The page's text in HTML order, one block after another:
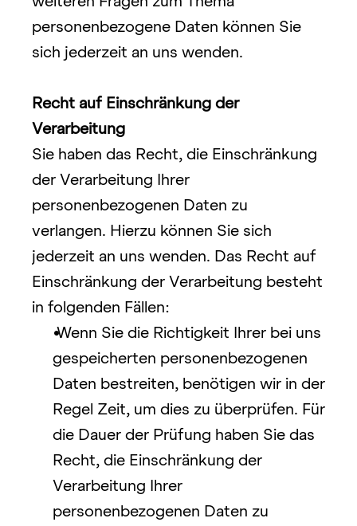
personenbezogene Daten können Sie
sich jederzeit an uns wenden.
Recht auf Einschränkung der
Verarbeitung
Sie haben das Recht, die Einschränkung
der Verarbeitung Ihrer
personenbezogenen Daten zu
verlangen. Hierzu können Sie sich
jederzeit an uns wenden. Das Recht auf
Einschränkung der Verarbeitung besteht
in folgenden Fällen:
Wenn Sie die Richtigkeit Ihrer bei uns
gespeicherten personenbezogenen
Daten bestreiten, benötigen wir in der
Regel Zeit, um dies zu überprüfen. Für
die Dauer der Prüfung haben Sie das
Recht, die Einschränkung der
Verarbeitung Ihrer
personenbezogenen Daten zu